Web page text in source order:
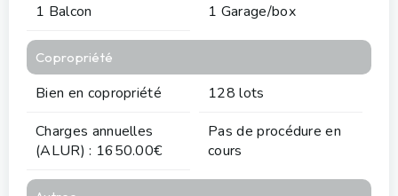
1 Balcon 1 Garage/box
Copropriété
Bien en copropriété
128 lots
Charges annuelles
(ALUR) : 1650.00€
Pas de procédure en
cours